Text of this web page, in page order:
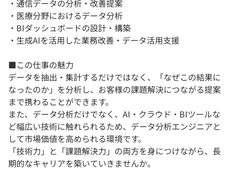
・通信データの分析・改善提案
・医療分野におけるデータ分析
・BIダッシュボードの設計・構築
・生成AIを活用した業務改善・データ活用支援
■この仕事の魅力
データを抽出・集計するだけではなく、「なぜこの結果に
なったのか」を分析し、お客様の課題解決につながる提案
まで携わることができます。
また、データ分析だけでなく、AI・クラウド・BIツールな
ど幅広い技術に触れられるため、データ分析エンジニアと
して市場価値を高められる環境です。
「技術力」と「課題解決力」の両方を身につけながら、長
期的なキャリアを築いていきませんか。